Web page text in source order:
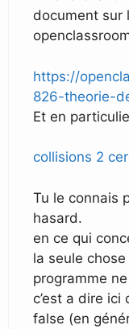
document sur
https://
826-theorie-
Et en
collisions 2
Tu le connais
hasard.
en ce qui
la seule
programme
c’est a dire
false (en